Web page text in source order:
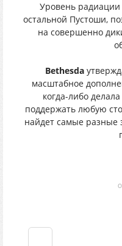
Уровень
остальной Пустоши,
на совершенно
Bethesda
масштабное
когда-либо
поддержать любую
найдет самые разные